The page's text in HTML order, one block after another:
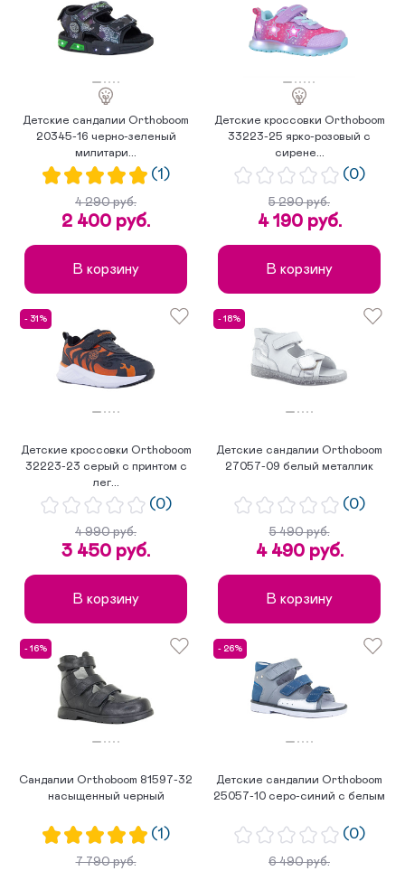
Детские сандалии Orthoboom
20345-16 черно-зеленый
милитари...
(1)
4 290 руб.
2 400 руб.
В корзину
Детские кроссовки Orthoboom
33223-25 ярко-розовый с
сирене...
(0)
5 290 руб.
4 190 руб.
В корзину
- 31%
Детские кроссовки Orthoboom
32223-23 серый с принтом с
лег...
(0)
4 990 руб.
3 450 руб.
В корзину
- 18%
Детские сандалии Orthoboom
27057-09 белый металлик
(0)
5 490 руб.
4 490 руб.
В корзину
- 16%
Сандалии Orthoboom 81597-32
насыщенный черный
(1)
7 790 руб.
- 26%
Детские сандалии Orthoboom
25057-10 серо-синий с белым
(0)
6 490 руб.